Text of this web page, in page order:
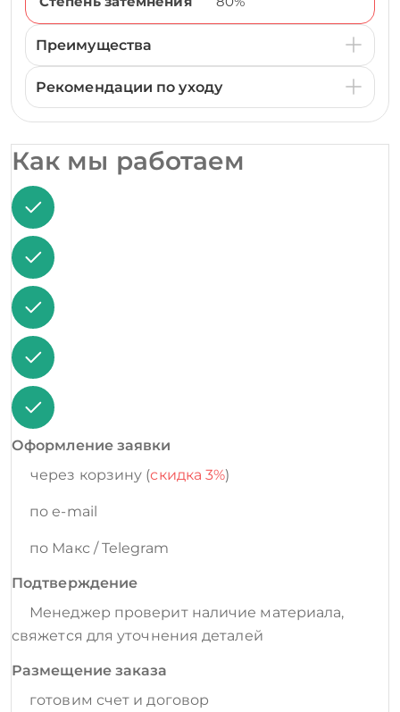
Преимущества
Рекомендации по уходу
Как мы работаем
Оформление заявки
через корзину (скидка 3%)
по e-mail
по Макс / Telegram
Подтверждение
Менеджер проверит наличие материала,
свяжется для уточнения деталей
Размещение заказа
готовим счет и договор